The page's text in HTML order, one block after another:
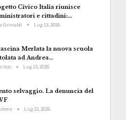
Civico Italia riunisce
e cittadini:…
Grimaldi Lug 13, 2026
Merlata la nuova scuola
ad Andrea…
Izzo Lug 13, 2026
selvaggio. La denuncia del
Lug 13, 2026